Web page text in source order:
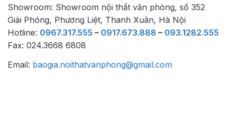
Showroom: Showroom nội thất văn phòng, số 352
Giải Phóng, Phương Liệt, Thanh Xuân, Hà Nội
Hotline: 0967.317.555 – 0917.673.888 – 093.1282.555
Fax: 024.3668 6808
Email: baogia.noithatvanphong@gmail.com